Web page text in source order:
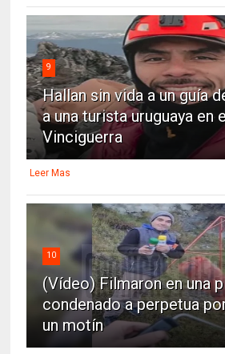
9
Hallan sin vida a un guía
a una turista uruguaya en
Vinciguerra
Leer Mas
10
(Vídeo) Filmaron en una
condenado a perpetua
un motín